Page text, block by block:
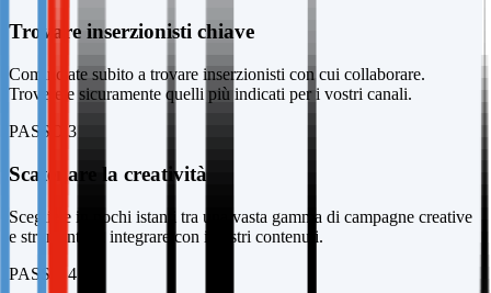
Trovare inserzionisti chiave
Cominciate subito a trovare inserzionisti con cui collaborare.
Troverete sicuramente quelli più indicati per i vostri canali.
PASSO 3
Scatenare la creatività
Scegliete in pochi istanti tra una vasta gamma di campagne creative
e strumenti da integrare con i vostri contenuti.
PASSO 4